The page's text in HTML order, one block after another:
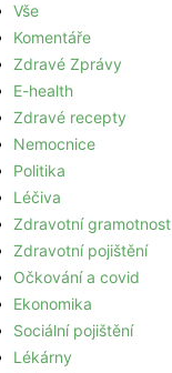
Vše
Komentáře
Zdravé Zprávy
E-health
Zdravé recepty
Nemocnice
Politika
Léčiva
Zdravotní gramotnost
Zdravotní pojištění
Očkování a covid
Ekonomika
Sociální pojištění
Lékárny